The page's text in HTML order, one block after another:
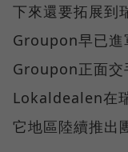
下來還要拓展到
Groupon早已進
Groupon正面交
Lokaldealen在
它地區陸續推出